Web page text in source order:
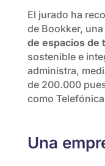
El jurado ha
de Bookker,
de espacios de
sostenible e
administra,
de 200.000
como
Una